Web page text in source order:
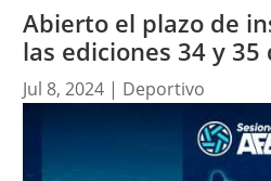
Abierto el plazo de
las ediciones 34 y 35
Jul 8, 2024| Deportivo